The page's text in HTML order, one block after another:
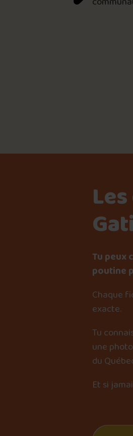
Tu peux
poutine
Chaque
exacte.
Tu
une
du
Et si